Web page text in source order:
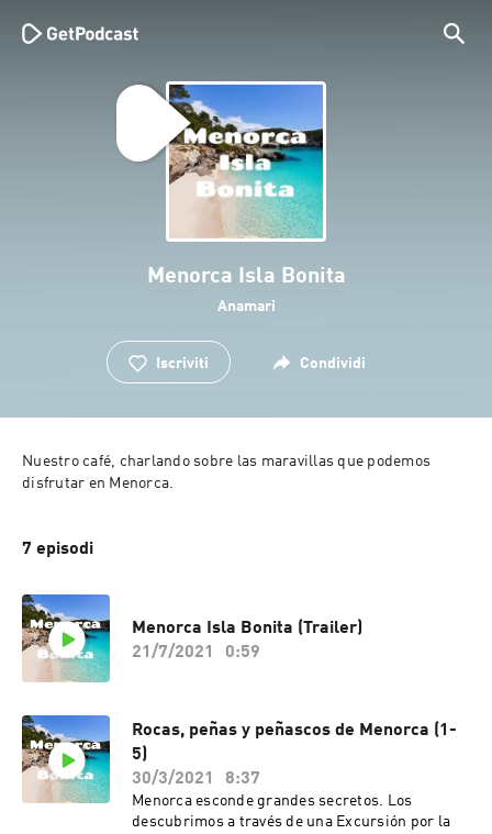
Menorca Isla Bonita
Anamari
Iscriviti Condividi
Nuestro café, charlando sobre las maravillas que podemos
disfrutar en Menorca.
7 episodi
Menorca Isla Bonita (Trailer)
21/7/2021
0:59
Rocas, peñas y peñascos de Menorca (1-
5)
30/3/2021
8:37
Menorca esconde grandes secretos. Los
descubrimos a través de una Excursión por la